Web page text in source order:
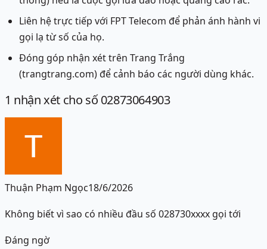
Liên hệ trực tiếp với FPT Telecom để phản ánh hành vi
gọi lạ từ số của họ.
Đóng góp nhận xét trên Trang Trắng
(trangtrang.com) để cảnh báo các người dùng khác.
1 nhận xét cho số 02873064903
Thuận Phạm Ngọc18/6/2026
Không biết vì sao có nhiều đầu số 028730xxxx gọi tới
Đáng ngờ